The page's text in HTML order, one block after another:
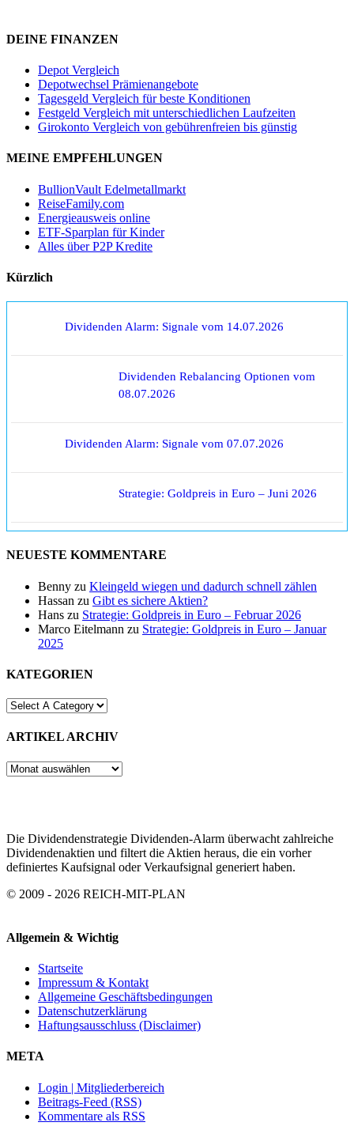
DEINE FINANZEN
Depot Vergleich
Depotwechsel Prämienangebote
Tagesgeld Vergleich für beste Konditionen
Festgeld Vergleich mit unterschiedlichen Laufzeiten
Girokonto Vergleich von gebührenfreien bis günstig
MEINE EMPFEHLUNGEN
BullionVault Edelmetallmarkt
ReiseFamily.com
Energieausweis online
ETF-Sparplan für Kinder
Alles über P2P Kredite
Kürzlich
Dividenden Alarm: Signale vom 14.07.2026
Dividenden Rebalancing Optionen vom
08.07.2026
Dividenden Alarm: Signale vom 07.07.2026
Strategie: Goldpreis in Euro – Juni 2026
NEUESTE KOMMENTARE
Benny zu Kleingeld wiegen und dadurch schnell zählen
Hassan zu Gibt es sichere Aktien?
Hans zu Strategie: Goldpreis in Euro – Februar 2026
Marco Eitelmann zu Strategie: Goldpreis in Euro – Januar
2025
KATEGORIEN
ARTIKEL ARCHIV
ARTIKEL
Die Dividendenstrategie Dividenden-Alarm überwacht zahlreiche
Dividendenaktien und filtert die Aktien heraus, die ein vorher
definiertes Kaufsignal oder Verkaufsignal generiert haben.
© 2009 - 2026 REICH-MIT-PLAN
Allgemein & Wichtig
Startseite
Impressum & Kontakt
Allgemeine Geschäftsbedingungen
Datenschutzerklärung
Haftungsausschluss (Disclaimer)
META
Login | Mitgliederbereich
Beitrags-Feed (RSS)
Kommentare als RSS